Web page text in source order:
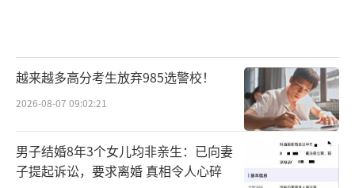
越来越多高分考生放弃985选警校！
2026-08-07 09:02:21
男子结婚8年3个女儿均非亲生：已向妻
子提起诉讼，要求离婚 真相令人心碎